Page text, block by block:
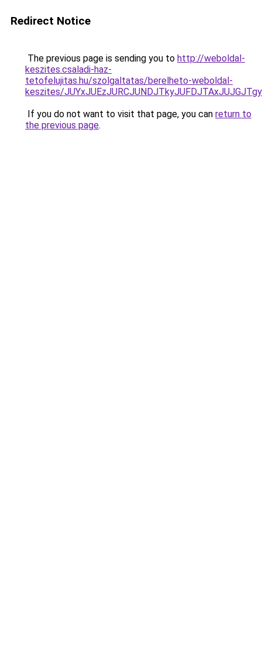
Redirect Notice
The previous page is sending you to http://weboldal-
keszites.csaladi-haz-
tetofelujitas.hu/szolgaltatas/berelheto-weboldal-
keszites/
If you do not want to visit that page, you can return to
the previous page.